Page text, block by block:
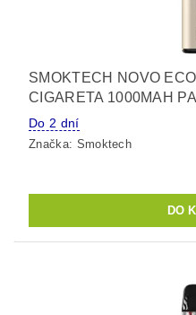
SMOKTECH NOVO
CIGARETA 1000MAH
Do 2 dní
Značka: Smoktech